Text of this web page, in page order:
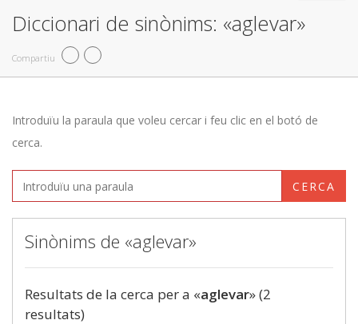
Diccionari de sinònims: «aglevar»
Compartiu
Introduïu la paraula que voleu cercar i feu clic en el botó de
cerca.
CERCA
Sinònims de «aglevar»
Resultats de la cerca per a «aglevar» (2
resultats)